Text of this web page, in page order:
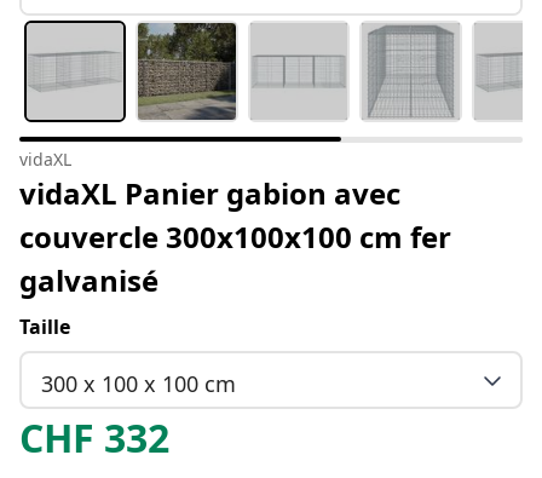
vidaXL
vidaXL Panier gabion avec
couvercle 300x100x100 cm fer
galvanisé
Taille
300 x 100 x 100 cm
CHF 332